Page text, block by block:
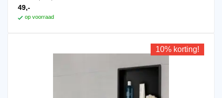
49,-
op voorraad
10% korting!